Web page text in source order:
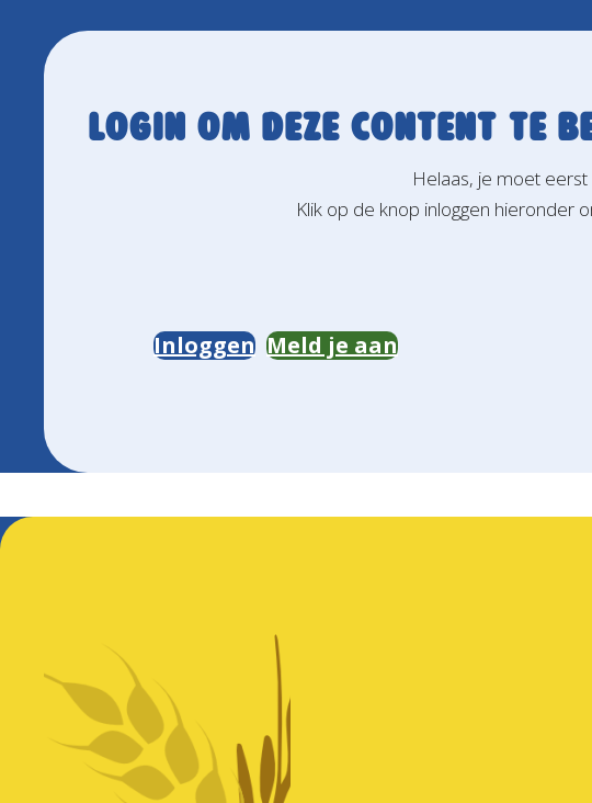
Login om deze content te
Helaas, je moet
Klik op de knop inloggen hieronder
Inloggen Meld je aan